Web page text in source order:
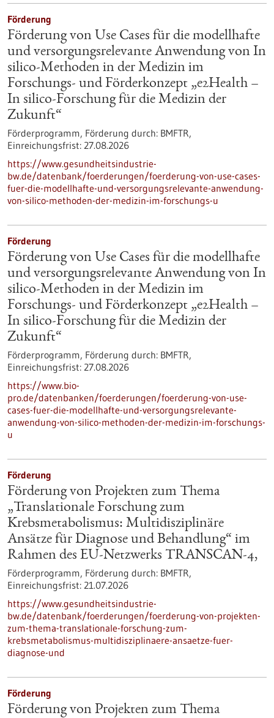
Förderung
Förderung von Use Cases für die modellhafte
und versorgungsrelevante Anwendung von In
silico-Methoden in der Medizin im
Forschungs- und Förderkonzept „e2Health –
In silico-Forschung für die Medizin der
Zukunft“
Förderprogramm, Förderung durch: BMFTR,
Einreichungsfrist: 27.08.2026
https://www.gesundheitsindustrie-
bw.de/datenbank/foerderungen/foerderung-von-use-cases-
fuer-die-modellhafte-und-versorgungsrelevante-anwendung-
von-silico-methoden-der-medizin-im-forschungs-u
Förderung
Förderung von Use Cases für die modellhafte
und versorgungsrelevante Anwendung von In
silico-Methoden in der Medizin im
Forschungs- und Förderkonzept „e2Health –
In silico-Forschung für die Medizin der
Zukunft“
Förderprogramm, Förderung durch: BMFTR,
Einreichungsfrist: 27.08.2026
https://www.bio-
pro.de/datenbanken/foerderungen/foerderung-von-use-
cases-fuer-die-modellhafte-und-versorgungsrelevante-
anwendung-von-silico-methoden-der-medizin-im-forschungs-
u
Förderung
Förderung von Projekten zum Thema
„Translationale Forschung zum
Krebsmetabolismus: Multidisziplinäre
Ansätze für Diagnose und Behandlung“ im
Rahmen des EU-Netzwerks TRANSCAN-4,
Förderprogramm, Förderung durch: BMFTR,
Einreichungsfrist: 21.07.2026
https://www.gesundheitsindustrie-
bw.de/datenbank/foerderungen/foerderung-von-projekten-
zum-thema-translationale-forschung-zum-
krebsmetabolismus-multidisziplinaere-ansaetze-fuer-
diagnose-und
Förderung
Förderung von Projekten zum Thema